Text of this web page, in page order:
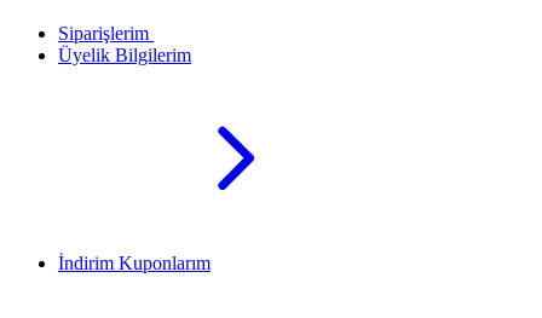
Siparişlerim
Üyelik Bilgilerim
İndirim Kuponlarım